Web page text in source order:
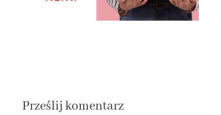
Prześlij komentarz